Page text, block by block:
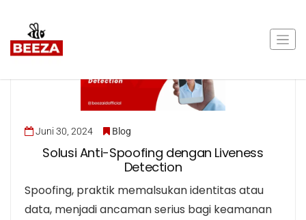
Juni 30, 2024 Blog
Solusi Anti-Spoofing dengan Liveness
Detection
Spoofing, praktik memalsukan identitas atau
data, menjadi ancaman serius bagi keamanan